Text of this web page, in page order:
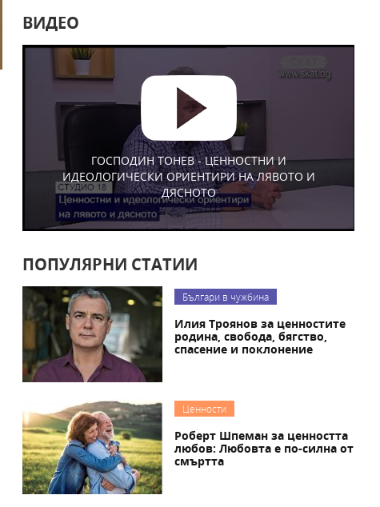
ВИДЕО
ГОСПОДИН ТОНЕВ - ЦЕННОСТНИ И
ИДЕОЛОГИЧЕСКИ ОРИЕНТИРИ НА ЛЯВОТО И
ДЯСНОТО
ПОПУЛЯРНИ СТАТИИ
Българи в чужбина
Илия Троянов за ценностите
родина, свобода, бягство,
спасение и поклонение
Ценности
Роберт Шпеман за ценността
любов: Любовта е по-силна от
смъртта